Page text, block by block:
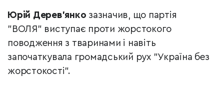
Юрій Дерев’янко зазначив, що партія
"ВОЛЯ" виступає проти жорстокого
поводження з тваринами і навіть
започаткувала громадський рух "Україна без
жорстокості".